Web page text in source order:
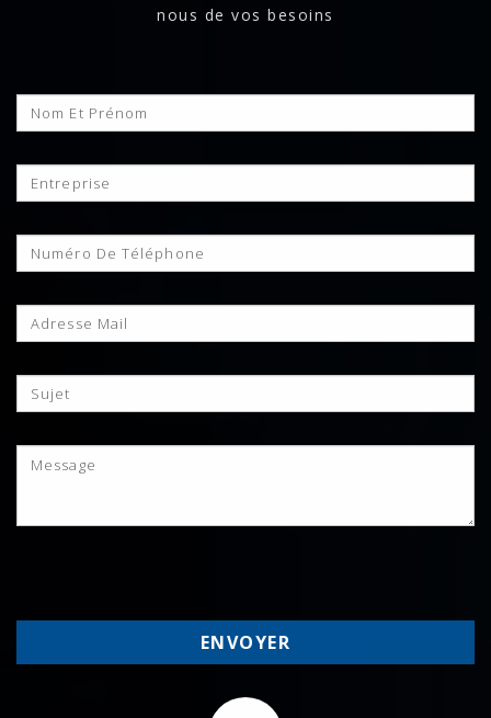
nous de vos besoins